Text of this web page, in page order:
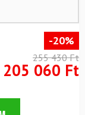
-20%
255 430 Ft
205 060 Ft